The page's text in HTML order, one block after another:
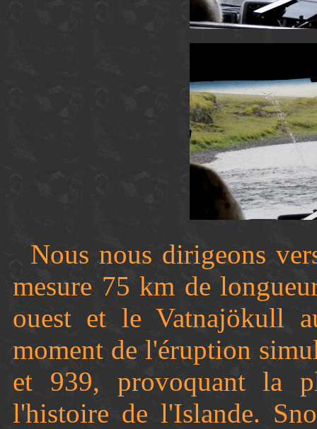
Nous nous dirigeons
mesure 75 km de
ouest et le Vatnajökull
moment de l'éruption
et 939, provoquant la
l'histoire de l'Islande.